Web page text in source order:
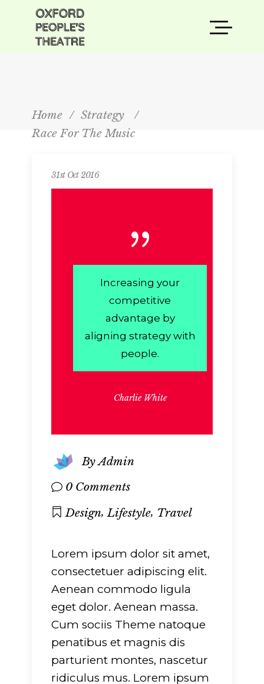
lib/mkdf.functions.php
: Undefined array
glide/apps/opt/public/wp-
themes/evently/framework/lib/
Warning: Undefined
key "dirname" in
/srv/users/glide/apps/
content/themes/
Home / Strategy
/
Race For The Music
31st Oct 2016
Increasing your
competitive
advantage by
aligning strategy with
people.
Charlie White
By Admin
0 Comments
Design, Lifestyle, Travel
Lorem ipsum dolor sit amet,
consectetuer adipiscing elit.
Aenean commodo ligula
eget dolor. Aenean massa.
Cum sociis Theme natoque
penatibus et magnis dis
parturient montes, nascetur
ridiculus mus. Lorem ipsum